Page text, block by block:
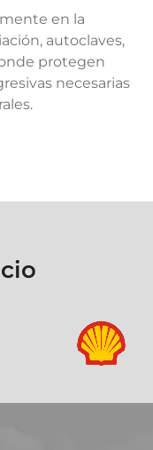
en la
autoclaves,
protegen
necesarias